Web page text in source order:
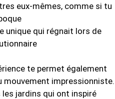
eux-mêmes, comme si tu
unique qui régnait lors de
te permet également
mouvement impressionniste.
jardins qui ont inspiré